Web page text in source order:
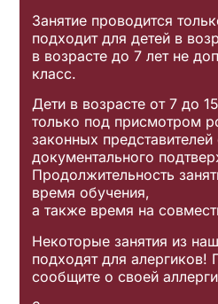
Занятие проводится
подходит для детей в
в возрасте до 7 лет не
класс.
Дети в возрасте от 7 до
только под присмотром
законных
документального
Продолжительность
время обучения,
а также время на
Некоторые занятия из
подходят для алергиков!
сообщите о своей